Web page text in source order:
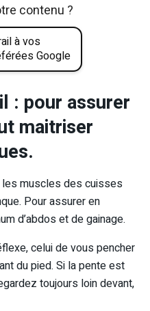
contenu ?
à vos
Google
: pour assurer
maitriser
muscles des cuisses
Pour assurer en
d’abdos et de gainage.
celui de vous pencher
du pied. Si la pente est
toujours loin devant,